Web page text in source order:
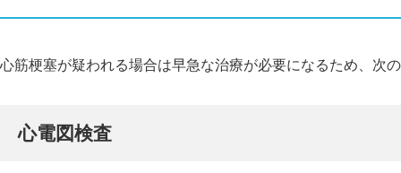
心筋梗塞が疑われる場合は早急な治療が必要になるため、次
心電図検査